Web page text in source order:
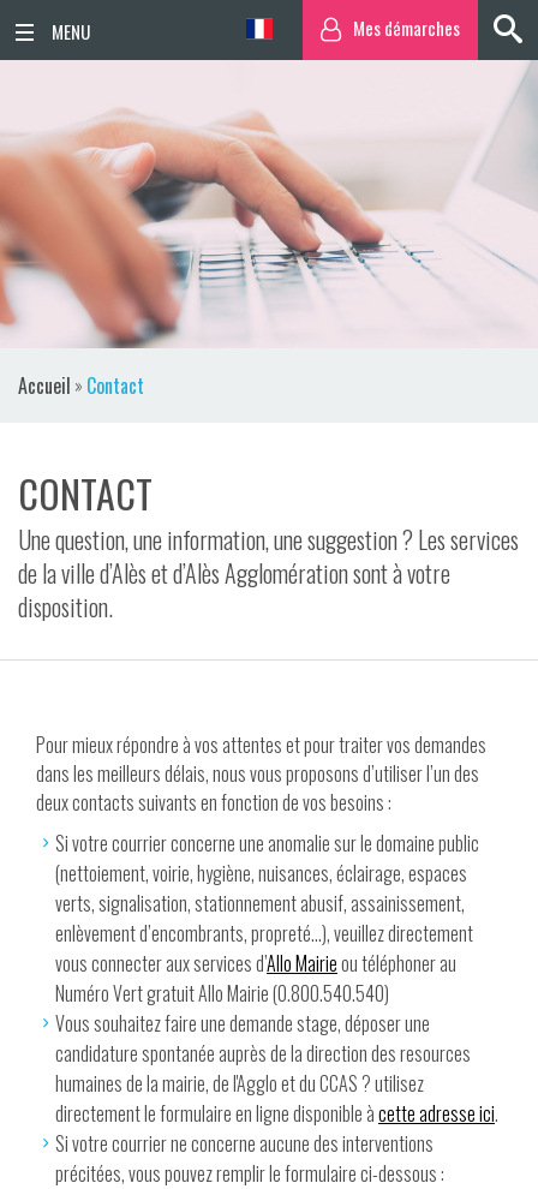
ACTUALITÉS
AGENDA
TERRITOIRE
VIDÉOS
Mes démarches
Accueil » Contact
CONTACT
Une question, une information, une suggestion ? Les services
de la ville d’Alès et d’Alès Agglomération sont à votre
disposition.
Pour mieux répondre à vos attentes et pour traiter vos demandes
dans les meilleurs délais, nous vous proposons d’utiliser l’un des
deux contacts suivants en fonction de vos besoins :
Si votre courrier concerne une anomalie sur le domaine public
(nettoiement, voirie, hygiène, nuisances, éclairage, espaces
verts, signalisation, stationnement abusif, assainissement,
enlèvement d’encombrants, propreté...), veuillez directement
vous connecter aux services d’Allo Mairieou téléphoner au
Numéro Vert gratuit Allo Mairie (0.800.540.540)
Vous souhaitez faire une demande stage, déposer une
candidature spontanée auprès de la direction des resources
humaines de la mairie, de l'Agglo et du CCAS ? utilisez
directement le formulaire en ligne disponible àcette adresse ici.
Si votre courrier ne concerne aucune des interventions
précitées, vous pouvez remplir le formulaire ci-dessous :